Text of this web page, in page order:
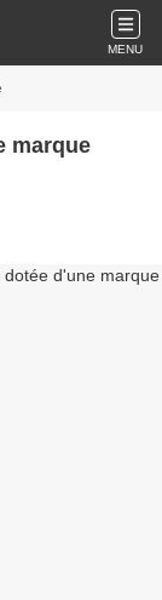
MENU
marque